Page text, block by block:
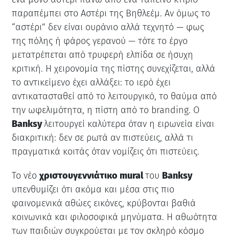
παραπέμπει στο Αστέρι της Βηθλεέμ. Αν όμως το
“αστέρι” δεν είναι ουράνιο αλλά τεχνητό — φως
της πόλης ή φάρος γερανού — τότε το έργο
μετατρέπεται από τρυφερή ελπίδα σε ήσυχη
κριτική. Η χειρονομία της πίστης συνεχίζεται, αλλά
το αντικείμενο έχει αλλάξει: το ιερό έχει
αντικατασταθεί από το λειτουργικό, το θαύμα από
την ωφελιμότητα, η πίστη από το branding. Ο
Banksyλειτουργεί καλύτερα όταν η ειρωνεία είναι
διακριτική: δεν σε ρωτά αν πιστεύεις, αλλά τι
πραγματικά κοιτάς όταν νομίζεις ότι πιστεύεις.
Το νέοχριστουγεννιάτικο muralτου Banksy
υπενθυμίζει ότι ακόμα και μέσα στις πιο
φαινομενικά αθώες εικόνες, κρύβονται βαθιά
κοινωνικά και φιλοσοφικά μηνύματα. Η αθωότητα
των παιδιών συγκρούεται με τον σκληρό κόσμο